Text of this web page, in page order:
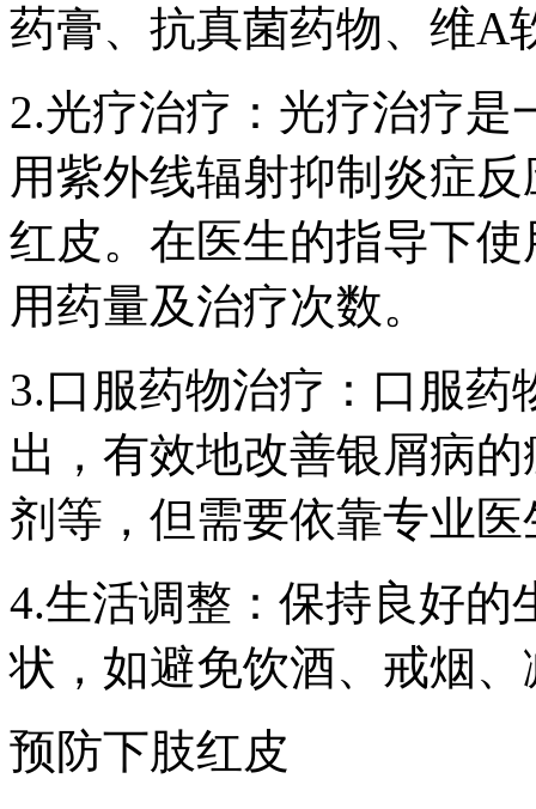
药膏、抗真菌药物、维A
2.光疗治疗：光疗治疗
用紫外线辐射抑制炎症
红皮。在医生的指导下
用药量及治疗次数。
3.口服药物治疗：口服药
出，有效地改善银屑病
剂等，但需要依靠专业
4.生活调整：保持良好的
状，如避免饮酒、戒烟
预防下肢红皮